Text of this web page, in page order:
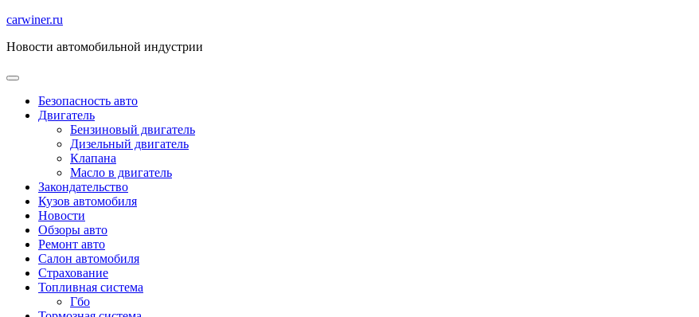
Перейти
содержимому
carwiner.ru
Новости автомобильной индустрии
Безопасность авто
Двигатель
Бензиновый двигатель
Дизельный двигатель
Клапана
Масло в двигатель
Закондательство
Кузов автомобиля
Новости
Обзоры авто
Ремонт авто
Салон автомобиля
Страхование
Топливная система
Гбо